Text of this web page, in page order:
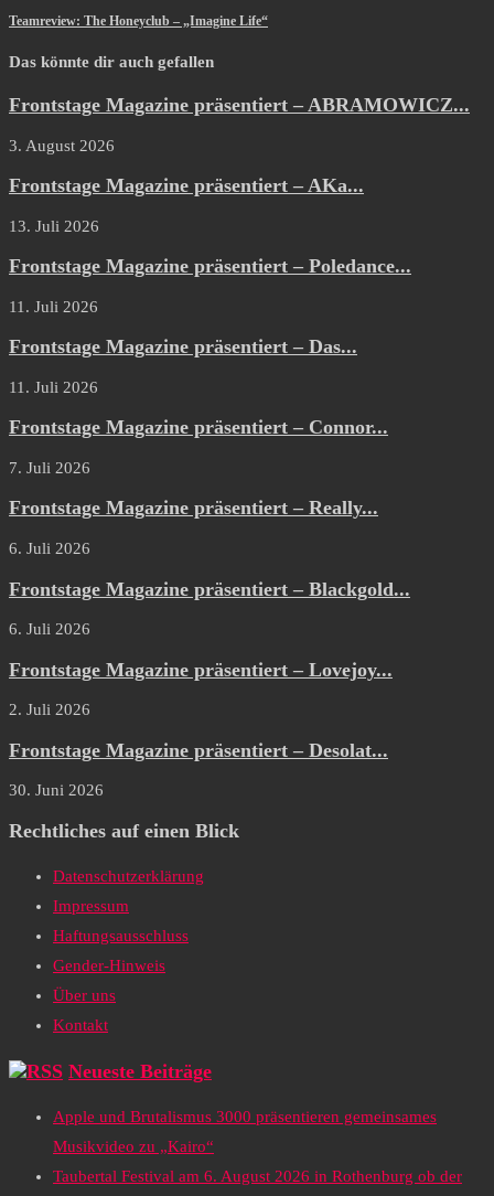
Teamreview: The Honeyclub – „Imagine Life“
Das könnte dir auch gefallen
Frontstage Magazine präsentiert – ABRAMOWICZ...
3. August 2026
Frontstage Magazine präsentiert – AKa...
13. Juli 2026
Frontstage Magazine präsentiert – Poledance...
11. Juli 2026
Frontstage Magazine präsentiert – Das...
11. Juli 2026
Frontstage Magazine präsentiert – Connor...
7. Juli 2026
Frontstage Magazine präsentiert – Really...
6. Juli 2026
Frontstage Magazine präsentiert – Blackgold...
6. Juli 2026
Frontstage Magazine präsentiert – Lovejoy...
2. Juli 2026
Frontstage Magazine präsentiert – Desolat...
30. Juni 2026
Rechtliches auf einen Blick
Datenschutzerklärung
Impressum
Haftungsausschluss
Gender-Hinweis
Über uns
Kontakt
Neueste Beiträge
Apple und Brutalismus 3000 präsentieren gemeinsames
Musikvideo zu „Kairo“
Taubertal Festival am 6. August 2026 in Rothenburg ob der